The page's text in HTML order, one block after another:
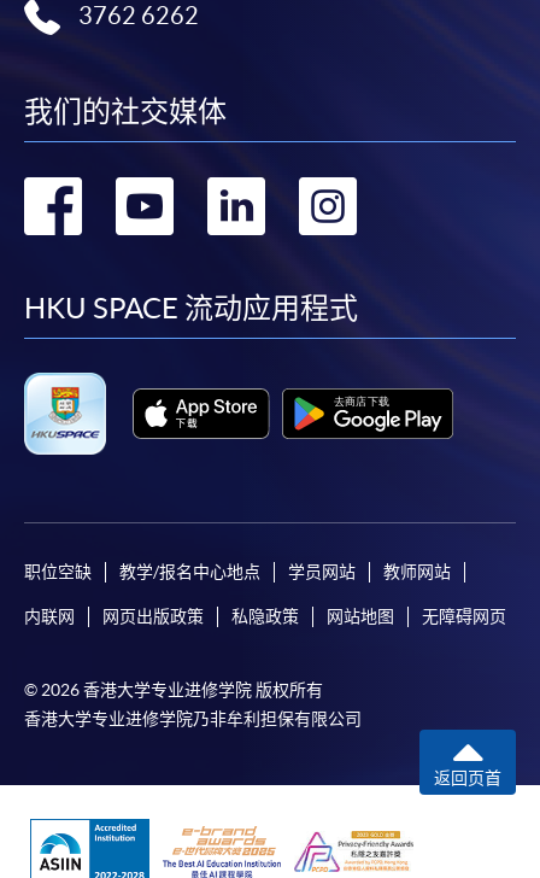
3762 6262
我们的社交媒体
转
facebook
转
youtube
转
linkedin
HKU SPACE 流动应用程式
职位空缺 教学/报名中心地点 学员网站 教师网站
内联网 网页出版政策 私隐政策 网站地图 无障碍网页
© 2026 香港大学专业进修学院 版权所有
香港大学专业进修学院乃非牟利担保有限公司
返回页首